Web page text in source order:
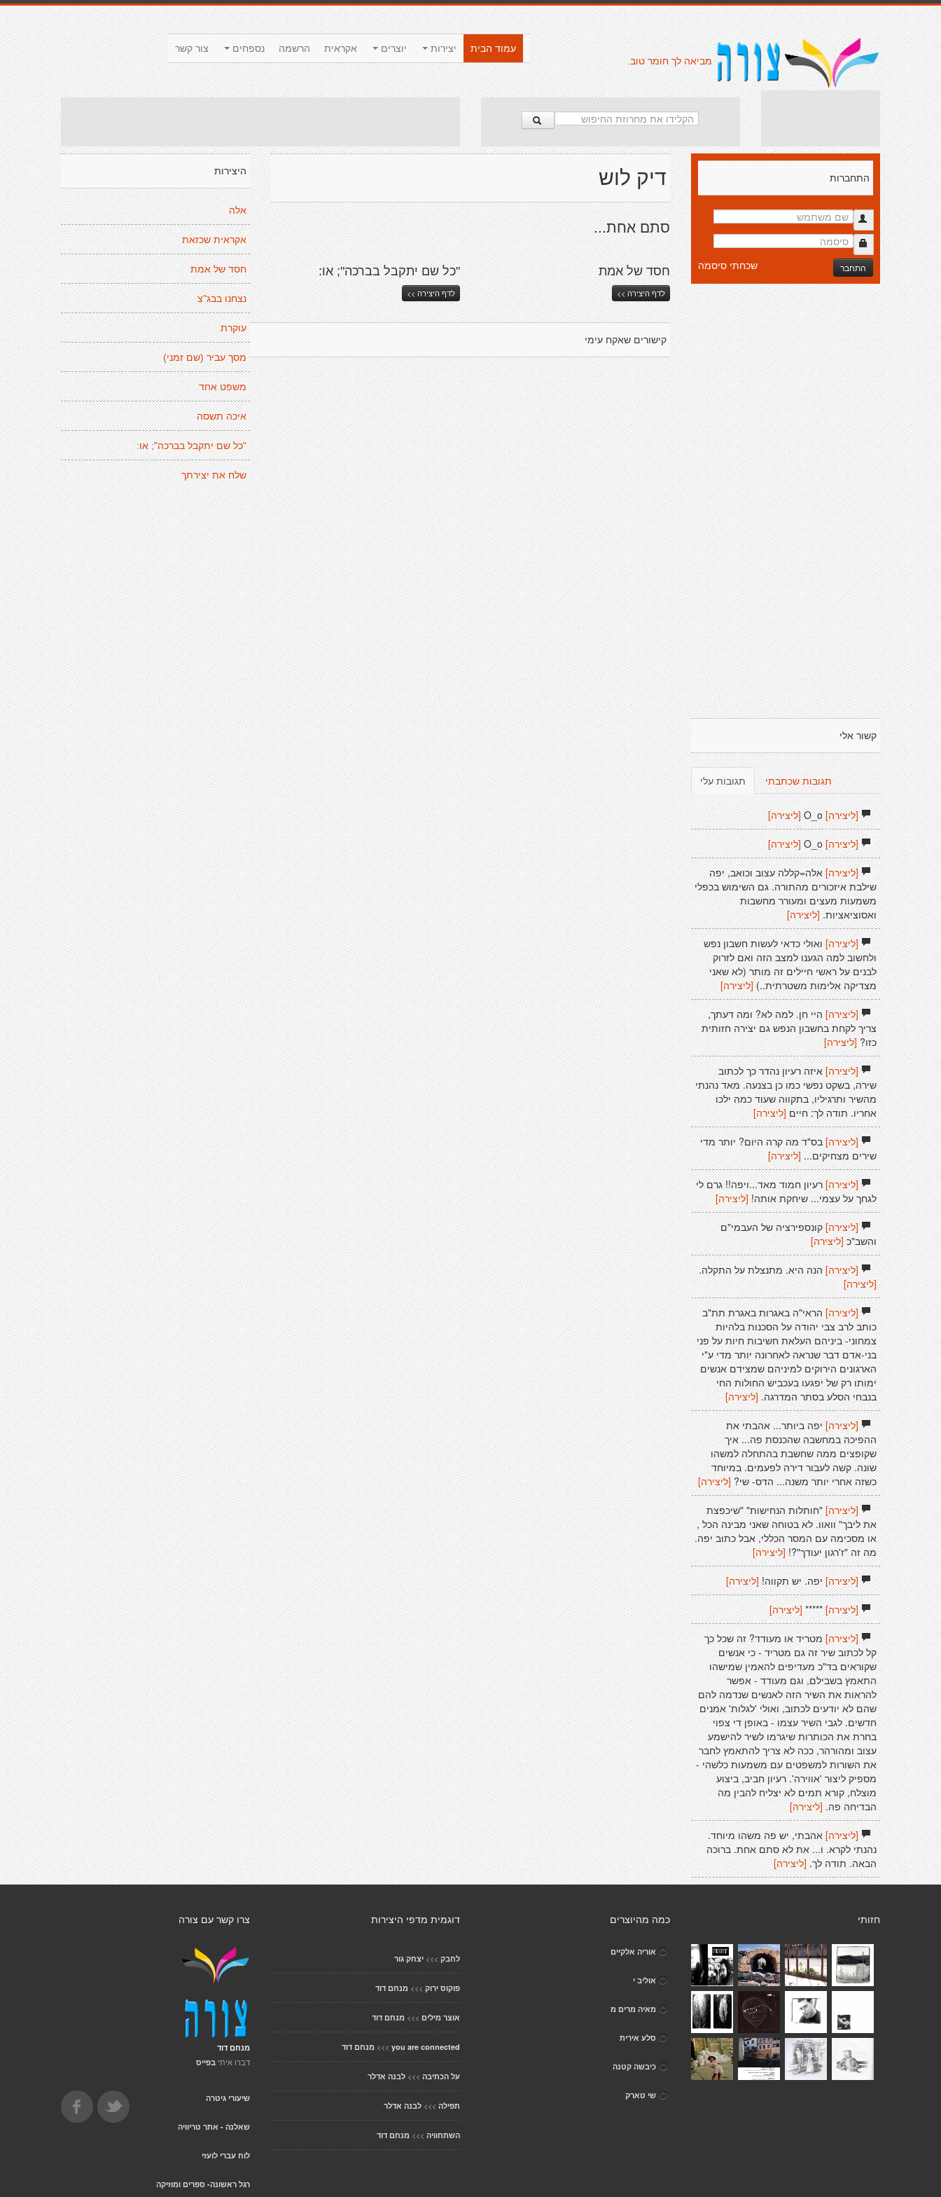
צור קשר נספחים הרשמה אקראית יוצרים יצירות
עמוד הבית
מביאה לך חומר טוב.
היצירות
אלה
אקראית שכזאת
חסד של אמת
נצחנו בבג"צ
עוקרת
מסך עביר (שם זמני)
משפט אחד
איכה תשסה
"כל שם יתקבל בברכה"; או:
שלח את יצירתך
דיק לוש
סתם אחת...
"כל שם יתקבל בברכה"; או:
לדף היצירה >>
חסד של אמת
לדף היצירה >>
קישורים שאקח עימי
התחברות
התחבר שכחתי סיסמה
קשור אלי
תגובות עלי תגובות שכתבתי
[ליצירה]O_o [ליצירה]
[ליצירה]O_o [ליצירה]
[ליצירה]אלה=קללה עצוב וכואב, יפה
שילבת איזכורים מהתורה. גם השימוש בכפלי
משמעות מעצים ומעורר מחשבות
ואסוציאציות. [ליצירה]
[ליצירה]ואולי כדאי לעשות חשבון נפש
ולחשוב למה הגענו למצב הזה ואם לזרוק
לבנים על ראשי חיילים זה מותר (לא שאני
מצדיקה אלימות משטרתית..) [ליצירה]
[ליצירה]היי חן. למה לא? ומה דעתך,
צריך לקחת בחשבון הנפש גם יצירה חזותית
כזו? [ליצירה]
[ליצירה]איזה רעיון נהדר כך לכתוב
שירה, בשקט נפשי כמו כן בצנעה. מאד נהנתי
מהשיר ותרגיליו, בתקווה שעוד כמה ילכו
אחריו. תודה לך: חיים[ליצירה]
[ליצירה]בס"ד מה קרה היום? יותר מדי
שירים מצחיקים... [ליצירה]
[ליצירה]רעיון חמוד מאד...ויפה!! גרם לי
לגחך על עצמי... שיחקת אותה! [ליצירה]
[ליצירה]קונספירציה של העבמי"ם
והשב"כ [ליצירה]
[ליצירה]הנה היא. מתנצלת על התקלה.
[ליצירה]
[ליצירה]הראי"ה באגרות באגרת תת"ב
כותב לרב צבי יהודה על הסכנות בלהיות
צמחוני- ביניהם העלאת חשיבות חיות על פני
בני-אדם דבר שנראה לאחרונה יותר מדי ע"י
הארגונים הירוקים למיניהם שמצידם אנשים
ימותו רק של יפגעו בעכביש החולות החי
בנבחי הסלע בסתר המדרגה. [ליצירה]
[ליצירה]יפה ביותר... אהבתי את
ההפיכה במחשבה שהכנסת פה... איך
שקופצים ממה שחשבת בהתחלה למשהו
שונה. קשה לעבור דירה לפעמים. במיוחד
כשזה אחרי יותר משנה... הדס- שי? [ליצירה]
[ליצירה]"חותלות הנחישות" "שיכפצת
את ליבך" וואוו. לא בטוחה שאני מבינה הכל ,
או מסכימה עם המסר הכללי, אבל כתוב יפה.
מה זה "ז'רגון יעודך"?! [ליצירה]
[ליצירה]יפה. יש תקווה! [ליצירה]
[ליצירה]***** [ליצירה]
[ליצירה]מטריד או מעודד? זה שכל כך
קל לכתוב שיר זה גם מטריד - כי אנשים
שקוראים בד"כ מעדיפים להאמין שמישהו
התאמץ בשבילם, וגם מעודד - אפשר
להראות את השיר הזה לאנשים שנדמה להם
שהם לא יודעים לכתוב, ואולי 'לגלות' אמנים
חדשים. לגבי השיר עצמו - באופן די צפוי
בחרת את הכותרות שיגרמו לשיר להישמע
עצוב ומהורהר, ככה לא צריך להתאמץ לחבר
את השורות למשפטים עם משמעות כלשהי -
מספיק ליצור 'אווירה'. רעיון חביב, ביצוע
מוצלח, קורא תמים לא יצליח להבין מה
הבדיחה פה. [ליצירה]
[ליצירה]אהבתי, יש פה משהו מיוחד.
נהנתי לקרא. ו... את לא סתם אחת. ברוכה
הבאה. תודה לך. [ליצירה]
צרו קשר עם צורה
מנחם דוד
דברו איתי בפייס
שיעורי גיטרה
שאלנה - אתר טריוויה
לוח עברי לועזי
רגל ראשונה- ספרים ומוזיקה
דוגמית מדפי היצירות
לחבק >>> יצחק גור
פוקוס ירוק >>> מנחם דוד
אוצר מילים >>> מנחם דוד
you are connected
>>> מנחם דוד
על הכתיבה >>> לבנה אדלר
תפילה >>> לבנה אדלר
השתחוויה >>> מנחם דוד
כמה מהיוצרים
אוריה אלקיים
אוליב י
מאיה מרים מ
סלע אירית
כיבשה קטנה
שי טארק
חזותי